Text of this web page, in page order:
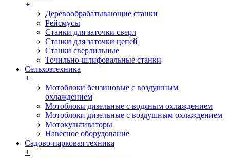
+
Деревообрабатывающие станки
Рейсмусы
Станки для заточки сверл
Станки для заточки цепей
Станки сверлильные
Точильно-шлифовальные станки
Сельхозтехника
+
Мотоблоки бензиновые с воздушным
охлаждением
Мотоблоки дизельные с водяным охлаждением
Мотоблоки дизельные с воздушным охлаждением
Мотокультиваторы
Навесное оборудование
Садово-парковая техника
+